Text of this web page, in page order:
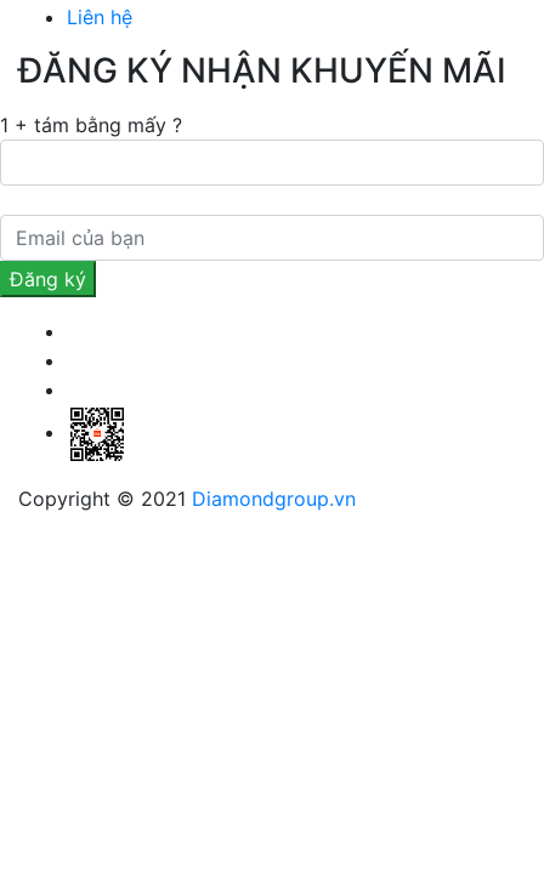
Liên hệ
ĐĂNG KÝ NHẬN KHUYẾN MÃI
1 + tám bằng mấy ?
Copyright © 2021 Diamondgroup.vn